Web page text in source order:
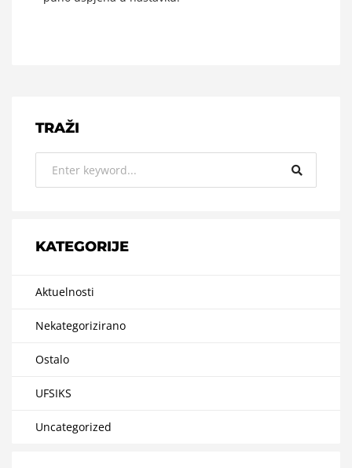
TRAŽI
KATEGORIJE
Aktuelnosti
Nekategorizirano
Ostalo
UFSIKS
Uncategorized